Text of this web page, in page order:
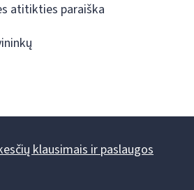
atitikties paraiška
klausimais ir paslaugos